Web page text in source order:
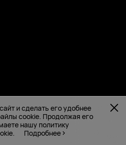
и сделать его удобнее
cookie. Продолжая его
нашу политику
Подробнее